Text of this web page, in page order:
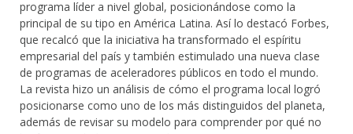
programa líder a nivel global, posicionándose como la
principal de su tipo en América Latina. Así lo destacó Forbes,
que recalcó que la iniciativa ha transformado el espíritu
empresarial del país y también estimulado una nueva clase
de programas de aceleradores públicos en todo el mundo.
La revista hizo un análisis de cómo el programa local logró
posicionarse como uno de los más distinguidos del planeta,
además de revisar su modelo para comprender por qué no